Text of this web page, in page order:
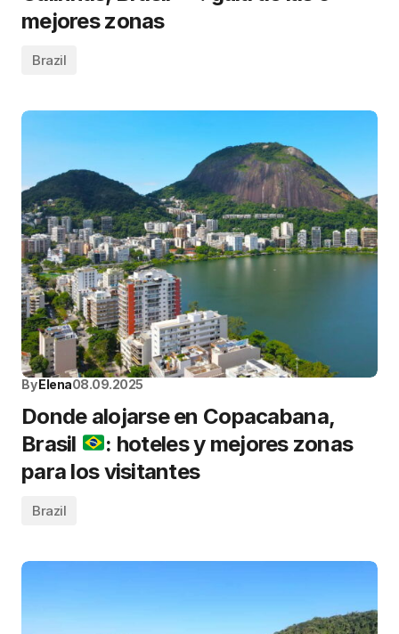
mejores zonas
Brazil
ByElena08.09.2025
Donde alojarse en Copacabana,
Brasil
: hoteles y mejores zonas
para los visitantes
Brazil